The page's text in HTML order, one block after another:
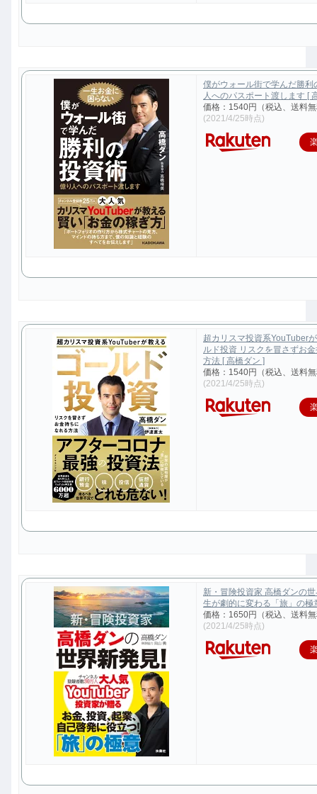
僕がウォール街で学んだ勝利
人へのパスポート渡します [
価格：1540円（税込、送料
(2021/4/25時点)
超カリスマ投資系YouTuber
ルド投資 リスクを冒さずお
方法 [ 高橋ダン ]
価格：1540円（税込、送料
(2021/4/25時点)
新・冒険投資家 高橋ダンの
生が劇的に変わる「旅」の極
価格：1650円（税込、送料
(2021/4/25時点)